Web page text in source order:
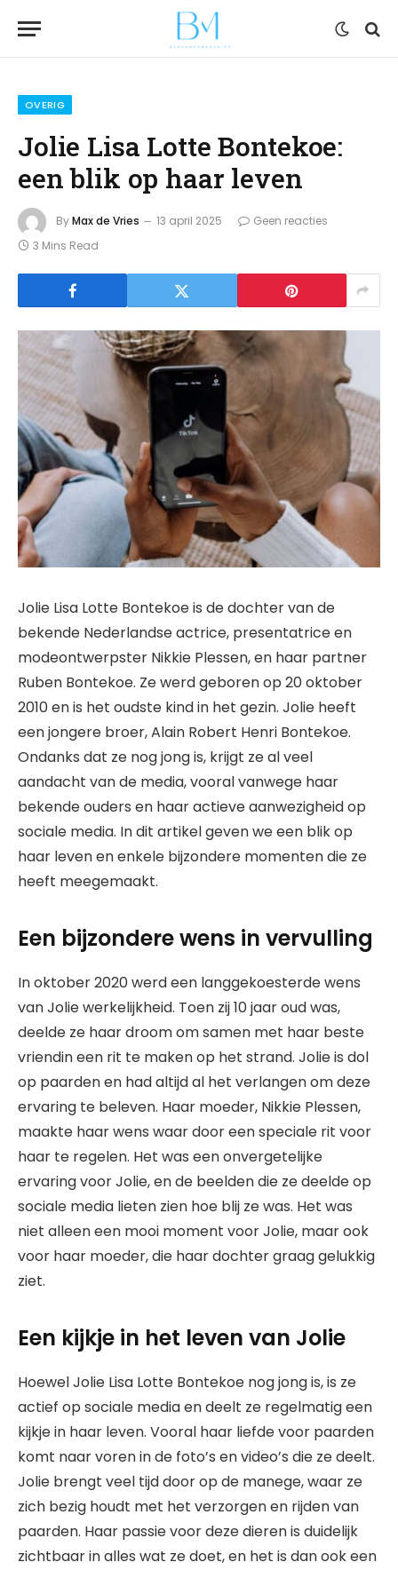
OVERIG
Jolie Lisa Lotte Bontekoe:
een blik op haar leven
ByMax de Vries 13 april 2025
Geen reacties
3 Mins Read
Jolie Lisa Lotte Bontekoe is de dochter van de
bekende Nederlandse actrice, presentatrice en
modeontwerpster Nikkie Plessen, en haar partner
Ruben Bontekoe. Ze werd geboren op 20 oktober
2010 en is het oudste kind in het gezin. Jolie heeft
een jongere broer, Alain Robert Henri Bontekoe.
Ondanks dat ze nog jong is, krijgt ze al veel
aandacht van de media, vooral vanwege haar
bekende ouders en haar actieve aanwezigheid op
sociale media. In dit artikel geven we een blik op
haar leven en enkele bijzondere momenten die ze
heeft meegemaakt.
Een bijzondere wens in vervulling
In oktober 2020 werd een langgekoesterde wens
van Jolie werkelijkheid. Toen zij 10 jaar oud was,
deelde ze haar droom om samen met haar beste
vriendin een rit te maken op het strand. Jolie is dol
op paarden en had altijd al het verlangen om deze
ervaring te beleven. Haar moeder, Nikkie Plessen,
maakte haar wens waar door een speciale rit voor
haar te regelen. Het was een onvergetelijke
ervaring voor Jolie, en de beelden die ze deelde op
sociale media lieten zien hoe blij ze was. Het was
niet alleen een mooi moment voor Jolie, maar ook
voor haar moeder, die haar dochter graag gelukkig
ziet.
Een kijkje in het leven van Jolie
Hoewel Jolie Lisa Lotte Bontekoe nog jong is, is ze
actief op sociale media en deelt ze regelmatig een
kijkje in haar leven. Vooral haar liefde voor paarden
komt naar voren in de foto’s en video’s die ze deelt.
Jolie brengt veel tijd door op de manege, waar ze
zich bezig houdt met het verzorgen en rijden van
paarden. Haar passie voor deze dieren is duidelijk
zichtbaar in alles wat ze doet, en het is dan ook een